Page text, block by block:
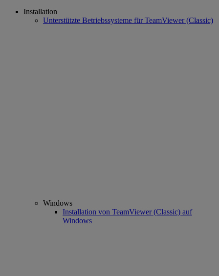
Installation
Unterstützte Betriebssysteme für TeamViewer (Classic)
Windows
Installation von TeamViewer (Classic) auf
Windows